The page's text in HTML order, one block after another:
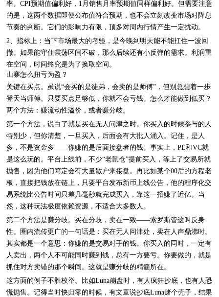
率。CPI预期值偏利好，1月销售月率预期值同样偏利好。但需要注意
的是，这两个数据即便公布值符合预期，也不会立刻改变市场对降息
节奏的判断。它们的影响力有限，顶多对周内行情产生一定扰动。
2、指标上：当下市场最大的考验，是今晚到明天能不能扛住一波回
撤。如果能守住震荡区间不破，那么后续还有小反弹的需求。利润重
在空间，时间终究是为了换取空间。
山寨怎么扭亏为盈？
关键在买点。虽说“会买的是徒弟，会卖的是师傅”，但别总想着一步
登天当师傅。只要买点足够低，你就不会亏钱。怎么才能做到低买？
两个方法：赚流动性溢价，或者赚分歧。
第一个方法，说白了就是买在无人问津之时。你买入的时候参与的人
特别少，但你清楚，一旦买入，后面会有大批人涌入。记住，是人
多，不是资金多——你赚的是后面接盘者的钱。事实上，PE和VC就
是这么玩的。平台上线前，不少“老鼠仓”提前买入，等上了交易所就
抛售，因为他们笃定会有大量散户来接盘。再比如某个00后的方程老
板，直接把钱放在链上，只要平台发布新币上线公告，他的程序化交
易系统比公告时间只差几毫秒就完成买入，靠这一招赚了近亿。当
然，这种玩法极度依赖资源，不适合大多数人。
第二个方法是赚分歧。买在分歧，卖在一致——索罗斯管这叫反身
性。圈内流传更广的一句话是：买在无人问津处，卖在人声鼎沸时。
其实都是一个意思：你赚的是交易对手的钱。你买入的同时，一定有
人卖出，两个人不可能同时赚到钱，总有一方要亏。你要做的，就是
抓住对方卖错的那个瞬间。这就是赚分歧的精髓所在。
这方面的例子不胜枚举。比如Luna崩盘时，有人疯狂抄底，也有人恐
慌抛售。记得当时快归零的时候，有文章说抄底Luna赌个壳子，结果